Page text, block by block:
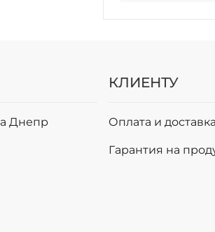
Днепр
КЛИЕНТУ
Оплата и доставка
Гарантия на